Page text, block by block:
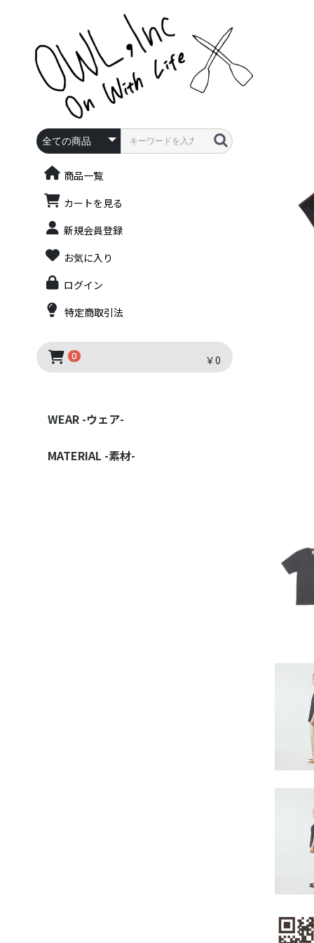
商品一覧
カートを見る
新規会員登録
お気に入り
ログイン
特定商取引法
0 ￥0
WEAR -ウェア-
TSHIRT -Tシャツ-
DRYSHIRT -ドライシャツ-
POLOSHIRT-ポロシャツ-
SHIRT -シャツ-
LONGSLEEVE -ロングスリーブ-
SWEAT -スウェット-
PARKER -パーカー-
OUTER -アウター-
MATERIAL -素材-